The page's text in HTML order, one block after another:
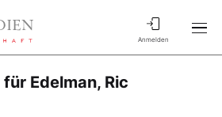
Anmelden
Edelman, Ric